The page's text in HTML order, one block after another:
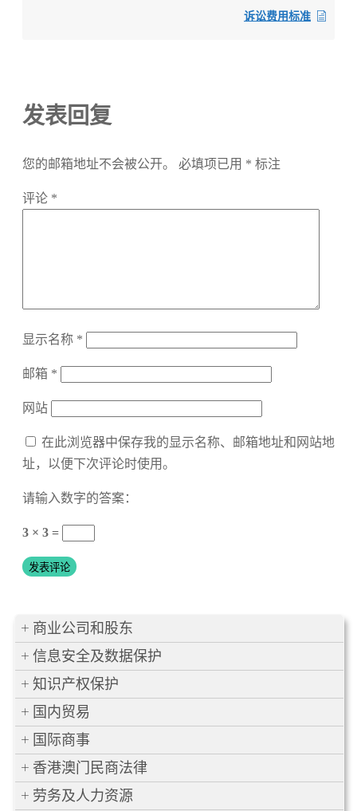
诉讼费用标准
发表回复
您的邮箱地址不会被公开。 必填项已用 * 标注
评论 *
显示名称 *
邮箱 *
网站
在此浏览器中保存我的显示名称、邮箱地址和网站地
址，以便下次评论时使用。
请输入数字的答案：
3 × 3 =
商业公司和股东
信息安全及数据保护
知识产权保护
国内贸易
国际商事
香港澳门民商法律
劳务及人力资源